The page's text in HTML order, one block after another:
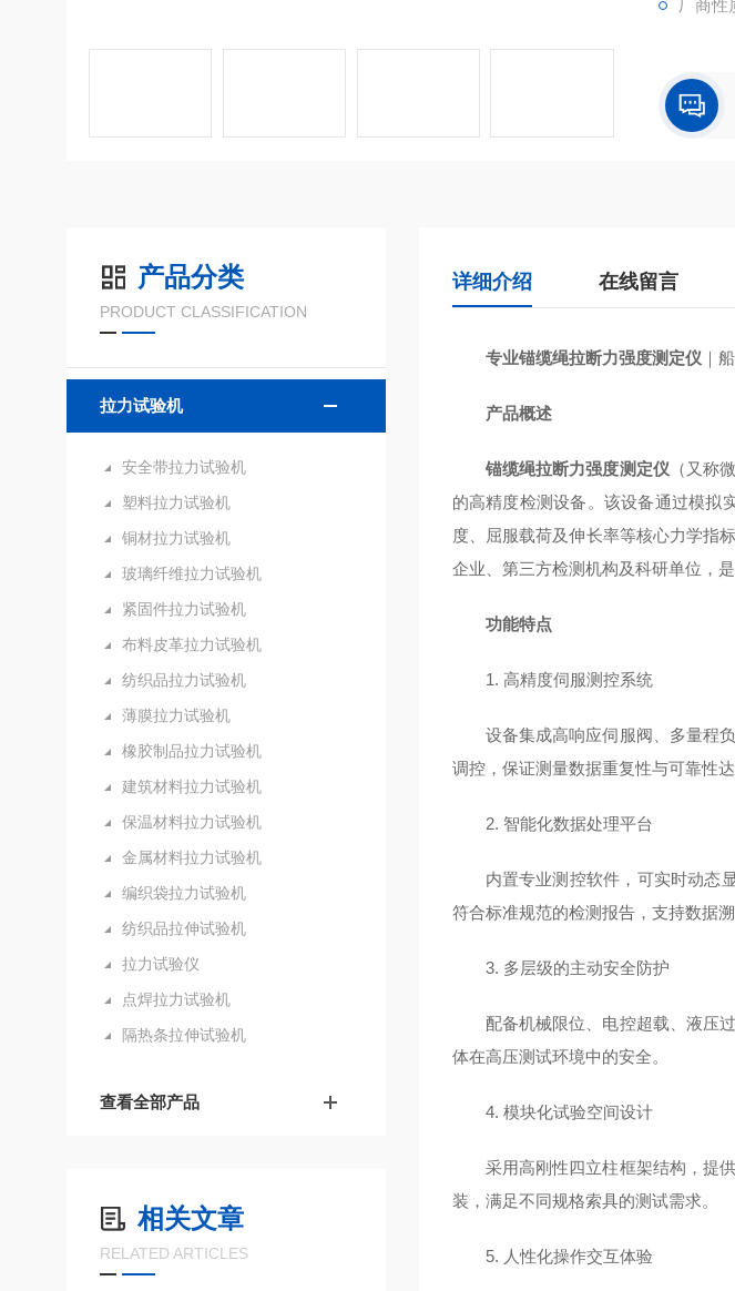
厂商性
产品分类
PRODUCT CLASSIFICATION
拉力试验机
安全带拉力试验机
塑料拉力试验机
铜材拉力试验机
玻璃纤维拉力试验机
紧固件拉力试验机
布料皮革拉力试验机
纺织品拉力试验机
薄膜拉力试验机
橡胶制品拉力试验机
建筑材料拉力试验机
保温材料拉力试验机
金属材料拉力试验机
编织袋拉力试验机
纺织品拉伸试验机
拉力试验仪
点焊拉力试验机
隔热条拉伸试验机
查看全部产品
相关文章
RELATED ARTICLES
详细介绍 在线留言
专业锚缆绳拉断力强度测定仪 ｜
产品概述
锚缆绳拉断力强度测定仪 （又称
的高精度检测设备。该设备通过模拟
度、屈服载荷及伸长率等核心力学指
企业、第三方检测机构及科研单位，
功能特点
1. 高精度伺服测控系统
设备集成高响应伺服阀、多量程
调控，保证测量数据重复性与可靠性达
2. 智能化数据处理平台
内置专业测控软件，可实时动态
符合标准规范的检测报告，支持数据溯
3. 多层级的主动安全防护
配备机械限位、电控超载、液压
体在高压测试环境中的安全。
4. 模块化试验空间设计
采用高刚性四立柱框架结构，提
装，满足不同规格索具的测试需求。
5. 人性化操作交互体验